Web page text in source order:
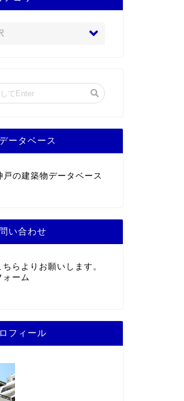
ータベース
の建築物データベース
い合わせ
らよりお願いします。
ォーム
フィール